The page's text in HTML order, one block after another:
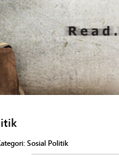
Sosial Politik